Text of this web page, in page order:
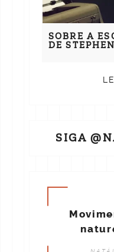
SOBRE A
DE
SIGA